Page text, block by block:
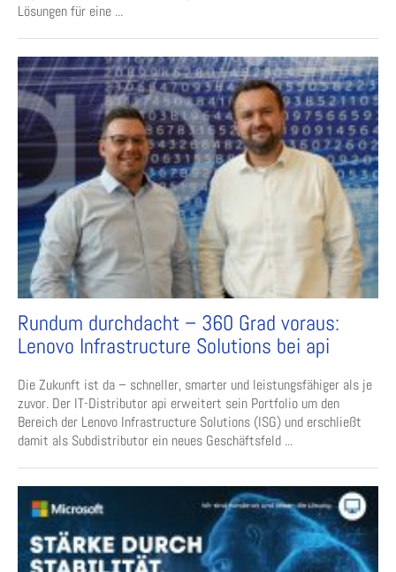
Lösungen für eine ...
Rundum durchdacht – 360 Grad voraus:
Lenovo Infrastructure Solutions bei api
Die Zukunft ist da – schneller, smarter und leistungsfähiger als je
zuvor. Der IT-Distributor api erweitert sein Portfolio um den
Bereich der Lenovo Infrastructure Solutions (ISG) und erschließt
damit als Subdistributor ein neues Geschäftsfeld ...